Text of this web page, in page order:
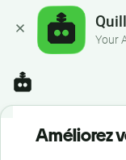
Your
Améliorez